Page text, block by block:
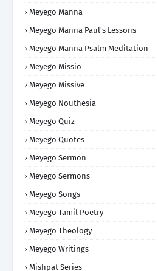
Meyego Manna
Meyego Manna Paul's Lessons
Meyego Manna Psalm Meditation
Meyego Missio
Meyego Missive
Meyego Nouthesia
Meyego Quiz
Meyego Quotes
Meyego Sermon
Meyego Sermons
Meyego Songs
Meyego Tamil Poetry
Meyego Theology
Meyego Writings
Mishpat Series